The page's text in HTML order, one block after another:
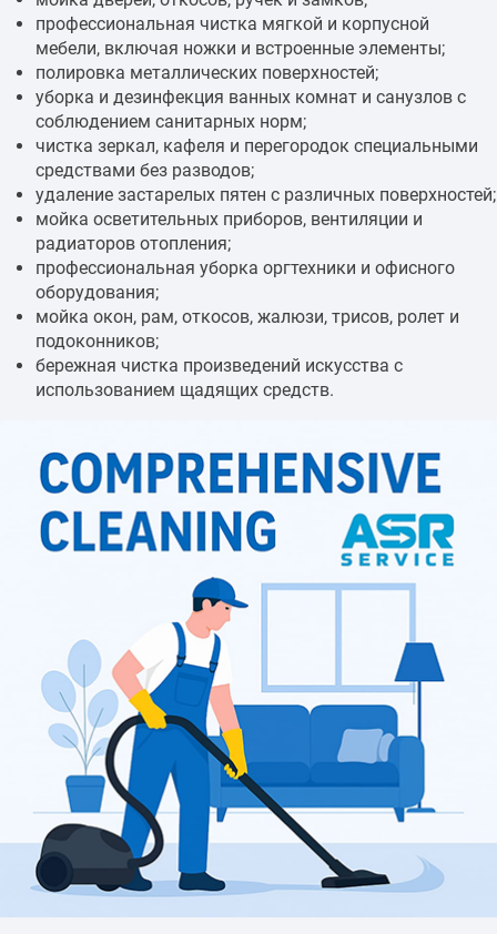
профессиональная чистка мягкой и корпусной
мебели, включая ножки и встроенные элементы;
полировка металлических поверхностей;
уборка и дезинфекция ванных комнат и санузлов с
соблюдением санитарных норм;
чистка зеркал, кафеля и перегородок специальными
средствами без разводов;
удаление застарелых пятен с различных поверхностей;
мойка осветительных приборов, вентиляции и
радиаторов отопления;
профессиональная уборка оргтехники и офисного
оборудования;
мойка окон, рам, откосов, жалюзи, трисов, ролет и
подоконников;
бережная чистка произведений искусства с
использованием щадящих средств.